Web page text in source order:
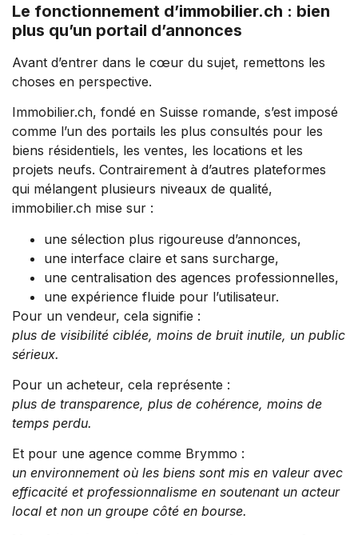
Le fonctionnement d’immobilier.ch : bien
plus qu’un portail d’annonces
Avant d’entrer dans le cœur du sujet, remettons les
choses en perspective.
Immobilier.ch, fondé en Suisse romande, s’est imposé
comme l’un des portails les plus consultés pour les
biens résidentiels, les ventes, les locations et les
projets neufs. Contrairement à d’autres plateformes
qui mélangent plusieurs niveaux de qualité,
immobilier.ch mise sur :
une sélection plus rigoureuse d’annonces,
une interface claire et sans surcharge,
une centralisation des agences professionnelles,
une expérience fluide pour l’utilisateur.
Pour un vendeur, cela signifie :
plus de visibilité ciblée, moins de bruit inutile, un public
sérieux.
Pour un acheteur, cela représente :
plus de transparence, plus de cohérence, moins de
temps perdu.
Et pour une agence comme Brymmo :
un environnement où les biens sont mis en valeur avec
efficacité et professionnalisme en soutenant un acteur
local et non un groupe côté en bourse.